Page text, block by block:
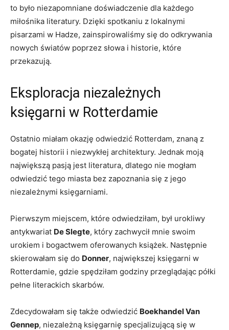
to było niezapomniane ‍doświadczenie dla⁤ każdego
miłośnika‌ literatury. Dzięki spotkaniu z lokalnymi
pisarzami w Hadze, zainspirowaliśmy ​się do​ odkrywania
nowych światów ‌poprzez ⁤słowa​ i ⁣historie, które⁣
przekazują.
Eksploracja niezależnych
księgarni w Rotterdamie
Ostatnio miałam okazję⁢ odwiedzić Rotterdam, znaną ‍z
bogatej historii i ‍niezwykłej architektury. Jednak moją
największą pasją jest literatura, dlatego nie​ mogłam
odwiedzić tego ⁣miasta bez zapoznania​ się z jego
niezależnymi⁣ księgarniami.
Pierwszym miejscem, które odwiedziłam, był urokliwy
antykwariat De Slegte, ‌który zachwycił mnie swoim
urokiem i bogactwem⁤ oferowanych książek. Następnie
skierowałam się do Donner, największej ​księgarni w
‍Rotterdamie, gdzie spędziłam⁢ godziny przeglądając półki
pełne literackich⁣ skarbów.
Zdecydowałam się także odwiedzić⁣ Boekhandel Van
Gennep, ​niezależną księgarnię specjalizującą się w